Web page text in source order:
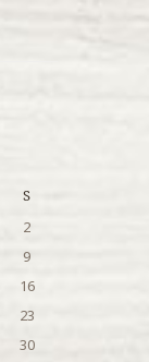
S
2
9
16
23
30